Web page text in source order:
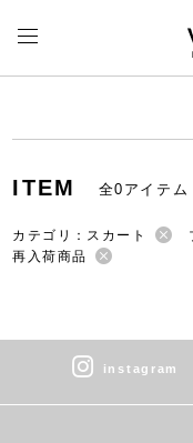
ITEM 全0アイテム
カテゴリ：スカート
再入荷商品
instagram